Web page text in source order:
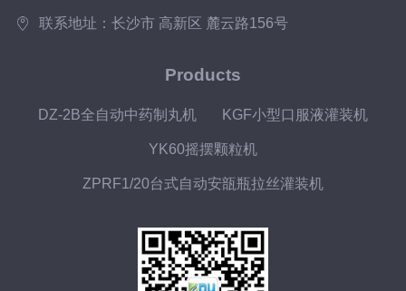
联系地址：长沙市 高新区 麓云路156号
Products
DZ-2B全自动中药制丸机 KGF小型口服液灌装机
YK60摇摆颗粒机
ZPRF1/20台式自动安瓿瓶拉丝灌装机